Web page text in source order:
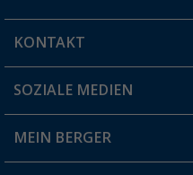
KONTAKT
Du hast eine Frage?
Filiale finden
SOZIALE MEDIEN
MEIN BERGER